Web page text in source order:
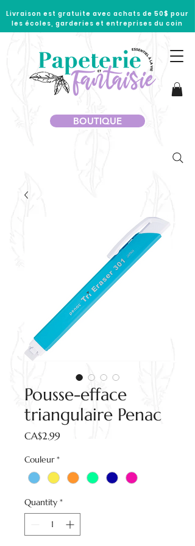
Livraison est gratuite avec achats de 50$ pour
les écoles, garderies et entreprises du coin
BOUTIQUE
Pousse-efface
triangulaire Penac
CA$2.99Price
Couleur *
Quantity *